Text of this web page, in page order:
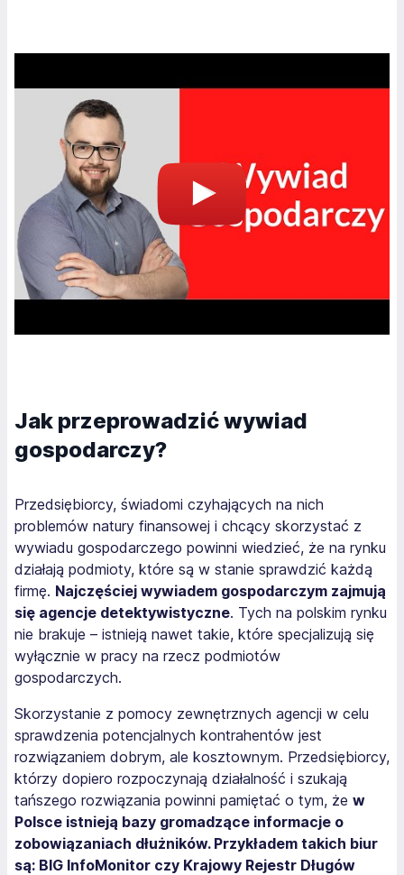
Jak przeprowadzić wywiad
gospodarczy?
Przedsiębiorcy, świadomi czyhających na nich
problemów natury finansowej i chcący skorzystać z
wywiadu gospodarczego powinni wiedzieć, że na rynku
działają podmioty, które są w stanie sprawdzić każdą
firmę. Najczęściej wywiadem gospodarczym zajmują
się agencje detektywistyczne. Tych na polskim rynku
nie brakuje – istnieją nawet takie, które specjalizują się
wyłącznie w pracy na rzecz podmiotów
gospodarczych.
Skorzystanie z pomocy zewnętrznych agencji w celu
sprawdzenia potencjalnych kontrahentów jest
rozwiązaniem dobrym, ale kosztownym. Przedsiębiorcy,
którzy dopiero rozpoczynają działalność i szukają
tańszego rozwiązania powinni pamiętać o tym, że w
Polsce istnieją bazy gromadzące informacje o
zobowiązaniach dłużników. Przykładem takich biur
są: BIG InfoMonitor czy Krajowy Rejestr Długów